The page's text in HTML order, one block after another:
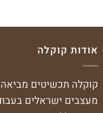
אודות קוקלה
קוקלה תכשיטים
מעצבים ישראלים